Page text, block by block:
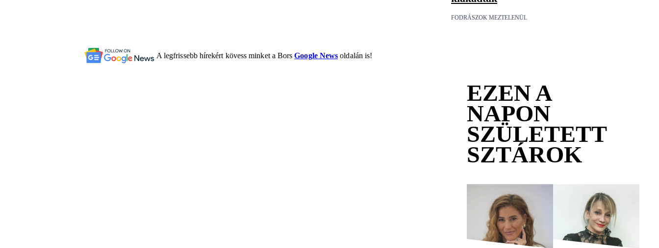
A legfrissebb hírekért kövess minket a BorsGoogle News oldalán is!
FODRÁSZOK MEZTELENÜL
EZEN A
NAPON
SZÜLETETT
SZTÁROK